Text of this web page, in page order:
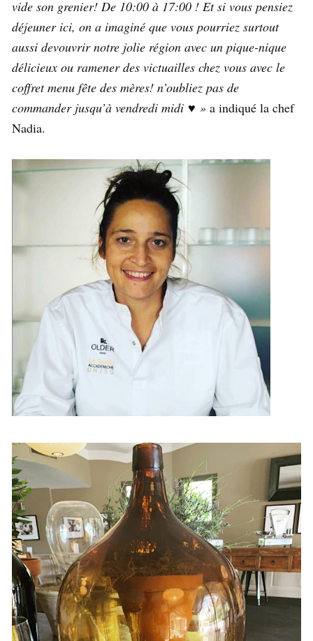
vide son grenier! De 10:00 à 17:00 ! Et si vous pensiez
déjeuner ici, on a imaginé que vous pourriez surtout
aussi devouvrir notre jolie région avec un pique-nique
délicieux ou ramener des victuailles chez vous avec le
coffret menu fête des mères! n’oubliez pas de
commander jusqu’à vendredi midi ♥️ » a indiqué la chef
Nadia.